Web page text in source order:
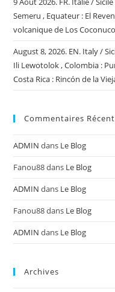
Semeru , Equateur : El
volcanique de Los
August 8, 2026. EN. Italy /
Ili Lewotolok , Colombia :
Costa Rica : Rincón de la
Commentaires
ADMIN dans Le Blog
Fanou88dans Le Blog
ADMIN dans Le Blog
Fanou88dans Le Blog
ADMIN dans Le Blog
Archives